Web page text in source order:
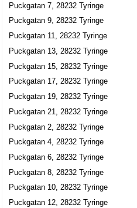
Puckgatan 7, 28232 Tyringe
Puckgatan 9, 28232 Tyringe
Puckgatan 11, 28232 Tyringe
Puckgatan 13, 28232 Tyringe
Puckgatan 15, 28232 Tyringe
Puckgatan 17, 28232 Tyringe
Puckgatan 19, 28232 Tyringe
Puckgatan 21, 28232 Tyringe
Puckgatan 2, 28232 Tyringe
Puckgatan 4, 28232 Tyringe
Puckgatan 6, 28232 Tyringe
Puckgatan 8, 28232 Tyringe
Puckgatan 10, 28232 Tyringe
Puckgatan 12, 28232 Tyringe